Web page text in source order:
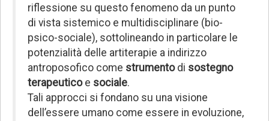
riflessione su questo fenomeno da un punto
di vista sistemico e multidisciplinare (bio-
psico-sociale), sottolineando in particolare le
potenzialità delle artiterapie a indirizzo
antroposofico come strumento di sostegno
terapeuticoe sociale.
Tali approcci si fondano su una visione
dell’essere umano come essere in evoluzione,